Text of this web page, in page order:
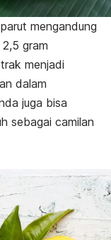
mengandung
gram
menjadi
dalam
juga bisa
sebagai camilan